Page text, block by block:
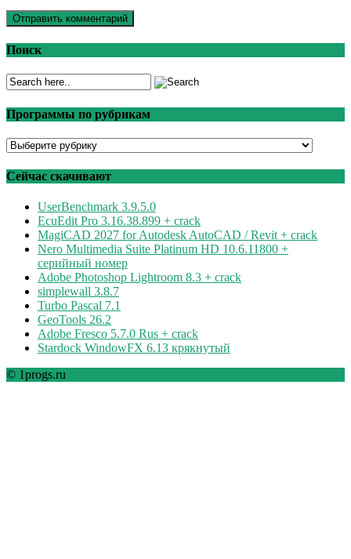
Поиск
Программы по рубрикам
Программы
рубрикам
Сейчас скачивают
UserBenchmark 3.9.5.0
EcuEdit Pro 3.16.38.899 + crack
MagiCAD 2027 for Autodesk AutoCAD / Revit + crack
Nero Multimedia Suite Platinum HD 10.6.11800 +
серийный номер
Adobe Photoshop Lightroom 8.3 + crack
simplewall 3.8.7
Turbo Pascal 7.1
GeoTools 26.2
Adobe Fresco 5.7.0 Rus + crack
Stardock WindowFX 6.13 крякнутый
© 1progs.ru